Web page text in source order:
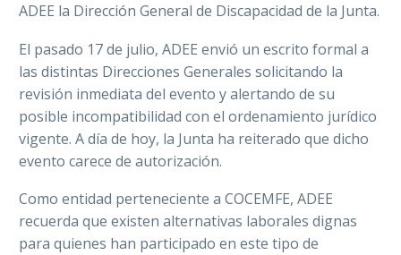
ADEE la Dirección General de Discapacidad de la Junta.
El pasado 17 de julio, ADEE envió un escrito formal a
las distintas Direcciones Generales solicitando la
revisión inmediata del evento y alertando de su
posible incompatibilidad con el ordenamiento jurídico
vigente. A día de hoy, la Junta ha reiterado que dicho
evento carece de autorización.
Como entidad perteneciente a COCEMFE, ADEE
recuerda que existen alternativas laborales dignas
para quienes han participado en este tipo de